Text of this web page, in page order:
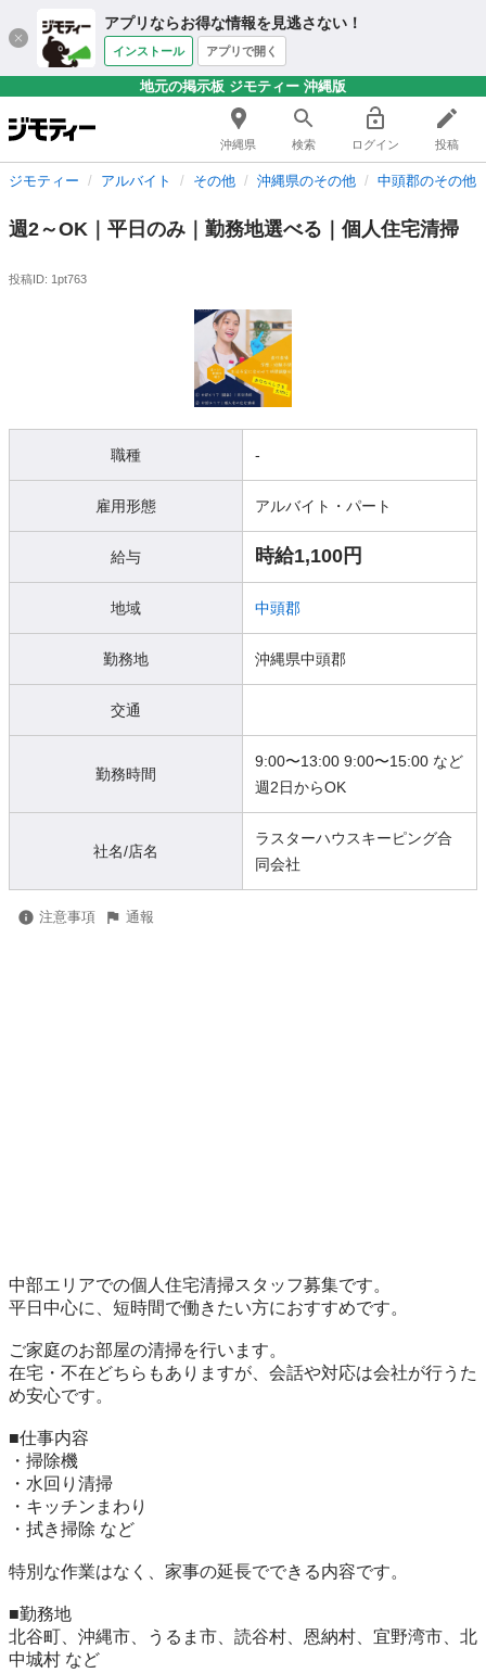
アプリならお得な情報を見逃さない！
インストール アプリで開く
地元の掲示板 ジモティー 沖縄版
沖縄県 検索 ログイン 投稿
ジモティー アルバイト その他 沖縄県のその他 中頭郡のその他
週2～OK｜平日のみ｜勤務地選べる｜個人住宅清掃
投稿ID: 1pt763
職種 -
雇用形態 アルバイト・パート
給与 時給1,100円
地域 中頭郡
勤務地 沖縄県中頭郡
交通
勤務時間
9:00〜13:00 9:00〜15:00 など
週2日からOK
社名/店名
ラスターハウスキーピング合
同会社
注意事項 通報
中部エリアでの個人住宅清掃スタッフ募集です。
平日中心に、短時間で働きたい方におすすめです。
ご家庭のお部屋の清掃を行います。
在宅・不在どちらもありますが、会話や対応は会社が行うた
め安心です。
■仕事内容
・掃除機
・水回り清掃
・キッチンまわり
・拭き掃除 など
特別な作業はなく、家事の延長でできる内容です。
■勤務地
北谷町、沖縄市、うるま市、読谷村、恩納村、宜野湾市、北
中城村 など